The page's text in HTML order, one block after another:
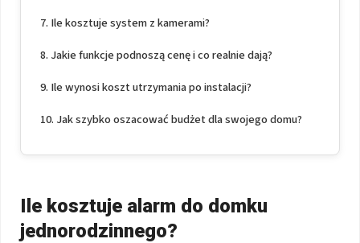
Ile kosztuje system z kamerami?
Jakie funkcje podnoszą cenę i co realnie dają?
Ile wynosi koszt utrzymania po instalacji?
Jak szybko oszacować budżet dla swojego domu?
Ile kosztuje alarm do domku
jednorodzinnego?